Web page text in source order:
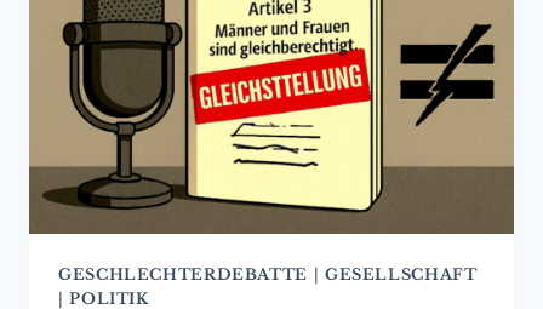
GESCHLECHTERDEBATTE | GESELLSCHAFT
|POLITIK